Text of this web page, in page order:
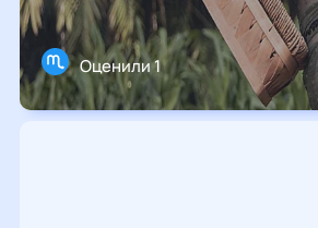
Оценили 1